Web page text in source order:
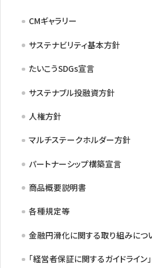
CMギャラリー
サステナビリティ基本方針
たいこうSDGs宣言
サステナブル投融資方針
人権方針
マルチステークホルダー方針
パートナーシップ構築宣言
商品概要説明書
各種規定等
金融円滑化に関する取り組みにつ
「経営者保証に関するガイドライン